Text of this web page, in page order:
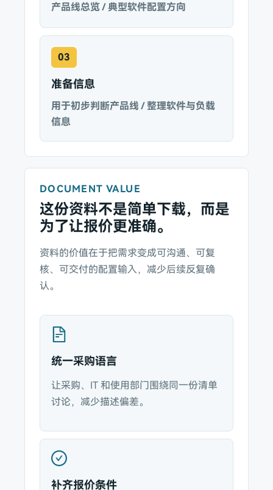
产品线总览 / 典型软件配置方向
03
准备信息
用于初步判断产品线 / 整理软件与负载
信息
DOCUMENT VALUE
这份资料不是简单下载，而是
为了让报价更准确。
资料的价值在于把需求变成可沟通、可复
核、可交付的配置输入，减少后续反复确
认。
统一采购语言
让采购、IT 和使用部门围绕同一份清单
讨论，减少描述偏差。
补齐报价条件